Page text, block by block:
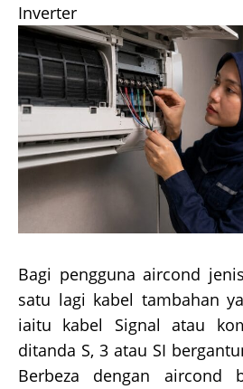
Inverter
Bagi pengguna aircond
satu lagi kabel tambahan
iaitu kabel Signal atau
ditanda S, 3 atau SI
Berbeza dengan aircond